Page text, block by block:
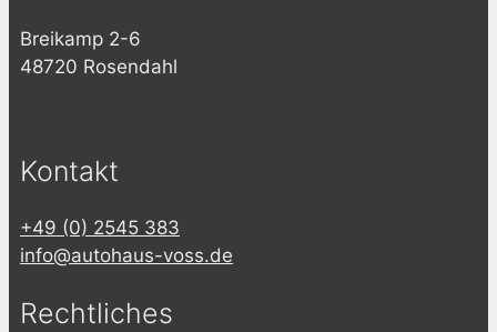
Breikamp 2-6
48720 Rosendahl
Kontakt
+49 (0) 2545 383
info@autohaus-voss.de
Rechtliches